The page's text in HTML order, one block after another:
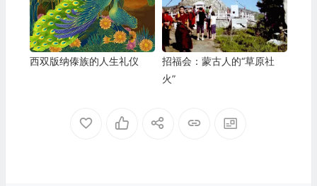
西双版纳傣族的人生礼仪
招福会：蒙古人的“草原社
火”